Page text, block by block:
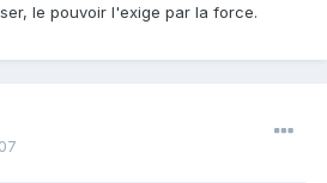
le pouvoir l'exige par la force.